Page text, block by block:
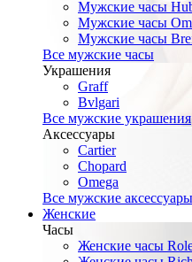
Мужские часы
Мужские часы
Мужские часы
Все мужские часы
Украшения
Graff
Bvlgari
Все мужские украшения
Аксессуары
Cartier
Chopard
Omega
Все мужские аксессуары
Женские
Часы
Женские часы